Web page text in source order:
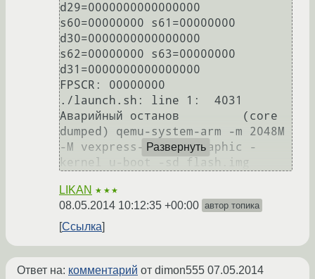
d29=0000000000000000
s60=00000000 s61=00000000
d30=0000000000000000
s62=00000000 s63=00000000
d31=0000000000000000
FPSCR: 00000000
./launch.sh: line 1:  4031
Аварийный останов         (core
dumped) qemu-system-arm -m 2048M
-M vexpress-a15 -nographic -
Развернуть
LIKAN ★★★
08.05.2014 10:12:35 +00:00 автор топика
Ссылка
Ответ на: комментарий от dimon555 07.05.2014